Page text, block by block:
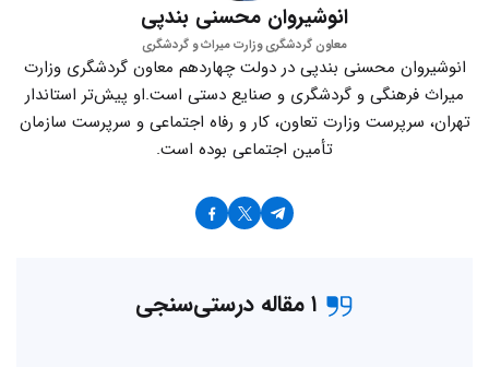
انوشیروان محسنی بندپی
معاون گردشگری وزارت میراث و گردشگری
انوشیروان محسنی بندپی در دولت چهاردهم معاون گردشگری وزارت
میراث‌ فرهنگی و گردشگری و صنایع دستی است.او پیش‌تر استاندار
تهران، سرپرست وزارت تعاون، کار و رفاه اجتماعی و سرپرست سازمان
تأمین اجتماعی بوده است.
۱ مقاله درستی‌سنجی